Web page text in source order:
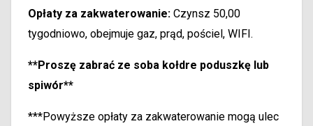
Opłaty za zakwaterowanie: Czynsz 50,00
tygodniowo, obejmuje gaz, prąd, pościel, WIFI.
**Proszę zabrać ze soba kołdre poduszkę lub
spiwór**
***Powyższe opłaty za zakwaterowanie mogą ulec